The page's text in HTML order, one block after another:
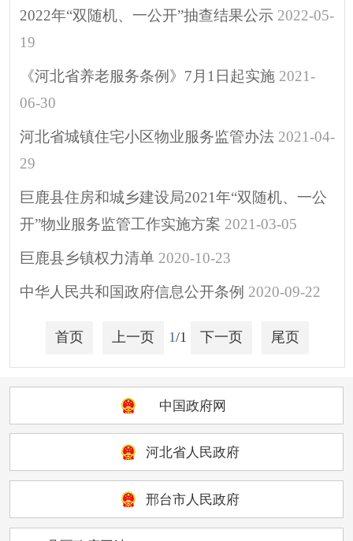
2022年“双随机、一公开”抽查结果公示 2022-05-
19
《河北省养老服务条例》7月1日起实施 2021-
06-30
河北省城镇住宅小区物业服务监管办法 2021-04-
29
巨鹿县住房和城乡建设局2021年“双随机、一公
开”物业服务监管工作实施方案 2021-03-05
巨鹿县乡镇权力清单 2020-10-23
中华人民共和国政府信息公开条例 2020-09-22
首页 上一页 1/1 下一页 尾页
中国政府网
河北省人民政府
邢台市人民政府